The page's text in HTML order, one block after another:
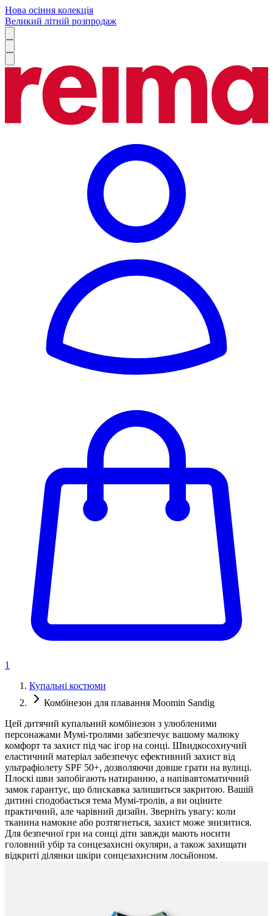
Нова осіння колекція
Великий літній розпродаж
1
Купальні костюми
Комбінезон для плавання Moomin Sandig
Цей дитячий купальний комбінезон з улюбленими
персонажами Мумі-тролями забезпечує вашому малюку
комфорт та захист під час ігор на сонці. Швидкосохнучий
еластичний матеріал забезпечує ефективний захист від
ультрафіолету SPF 50+, дозволяючи довше грати на вулиці.
Плоскі шви запобігають натиранню, а напівавтоматичний
замок гарантує, що блискавка залишиться закритою. Вашій
дитині сподобається тема Мумі-тролів, а ви оціните
практичний, але чарівний дизайн. Зверніть увагу: коли
тканина намокне або розтягнеться, захист може знизитися.
Для безпечної гри на сонці діти завжди мають носити
головний убір та сонцезахисні окуляри, а також захищати
відкриті ділянки шкіри сонцезахисним лосьйоном.